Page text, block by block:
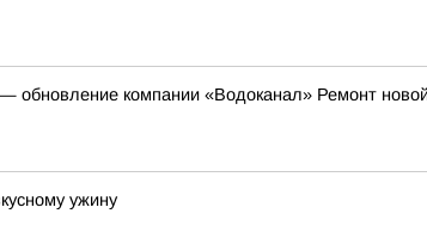
обновление компании «Водоканал» Ремонт
ужину